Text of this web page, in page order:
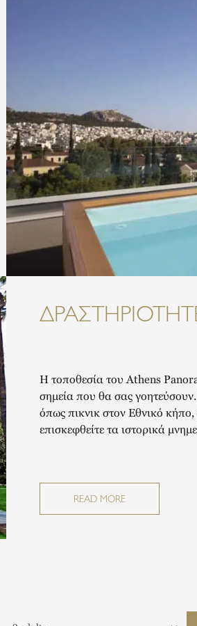
Η τοποθεσία του Athens
σημεία που θα σας
όπως πικνικ στον Εθνικό
επισκεφθείτε τα ιστορικά
READ MORE